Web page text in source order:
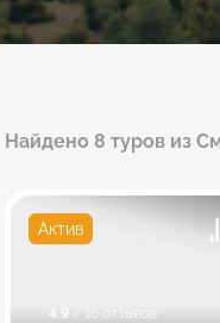
Найдено 8 туров из
Актив
4.9 / 16 отзывов